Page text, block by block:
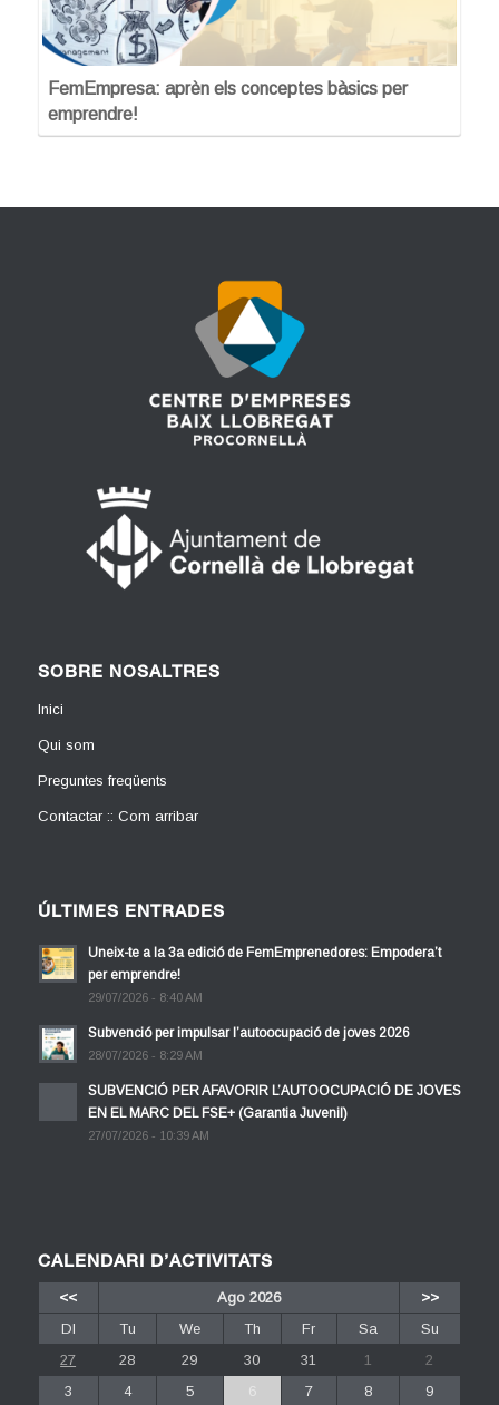
FemEmpresa: aprèn els conceptes bàsics per
emprendre!
SOBRE NOSALTRES
Inici
Qui som
Preguntes freqüents
Contactar :: Com arribar
ÚLTIMES ENTRADES
Uneix-te a la 3a edició de FemEmprenedores: Empodera’t
per emprendre!
29/07/2026 - 8:40 AM
Subvenció per impulsar l’autoocupació de joves 2026
28/07/2026 - 8:29 AM
SUBVENCIÓ PER AFAVORIR L’AUTOOCUPACIÓ DE JOVES
EN EL MARC DEL FSE+ (Garantia Juvenil)
27/07/2026 - 10:39 AM
CALENDARI D’ACTIVITATS
<< Ago 2026
>>
Dl
Tu We Th Fr Sa
Su
27
28 29 30 31 1
2
3
4 5 6 7 8
9